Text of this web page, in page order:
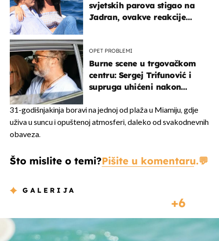
svjetskih parova stigao na
Jadran, ovakve reakcije
OPET PROBLEMI
Burne scene u trgovačkom
centru: Sergej Trifunović i
supruga uhićeni nakon
31-godišnjakinja boravi na jednoj od plaža u Miamiju, gdje
uživa u suncu i opuštenoj atmosferi, daleko od svakodnevnih
obaveza.
Što mislite o temi?Pišite u komentaru.
GALERIJA
6